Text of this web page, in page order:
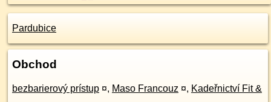
Pardubice
Obchod
bezbarierový prístup ¤, Maso Francouz ¤, Kadeřnictví Fit &